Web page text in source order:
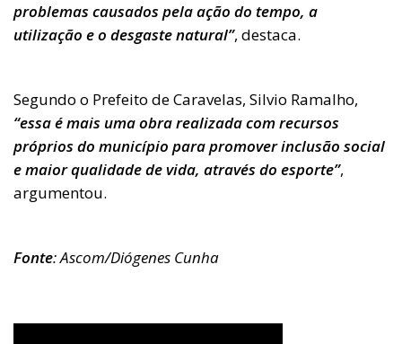
problemas causados pela ação do tempo, a
utilização e o desgaste natural”, destaca.
Segundo o Prefeito de Caravelas, Silvio Ramalho,
“essa é mais uma obra realizada com recursos
próprios do município para promover inclusão social
e maior qualidade de vida, através do esporte”,
argumentou.
Fonte: Ascom/Diógenes Cunha